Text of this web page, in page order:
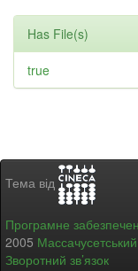
Has File(s)
true
Тема від
Програмне
2005 Массачусетський
Зворотний зв’язок